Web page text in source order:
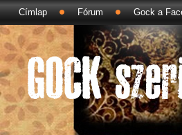
Címlap Fórum Gock a